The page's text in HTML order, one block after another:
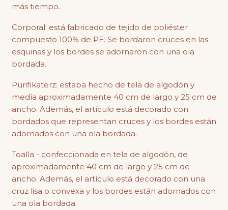
más tiempo.
Corporal: está fabricado de tejido de poliéster
compuesto 100% de PE. Se bordaron cruces en las
esquinas y los bordes se adornaron con una ola
bordada.
Purifikaterz: estaba hecho de tela de algodón y
medía aproximadamente 40 cm de largo y 25 cm de
ancho. Además, el artículo está decorado con
bordados que representan cruces y los bordes están
adornados con una ola bordada.
Toalla - confeccionada en tela de algodón, de
aproximadamente 40 cm de largo y 25 cm de
ancho. Además, el artículo está decorado con una
cruz lisa o convexa y los bordes están adornados con
una ola bordada.